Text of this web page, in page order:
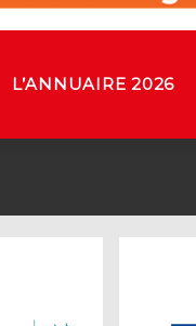
L’ANNUAIRE 2026